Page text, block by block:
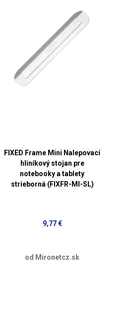
FIXED Frame Mini Nalepovací
hliníkový stojan pre
notebooky a tablety
strieborná (FIXFR-MI-SL)
9,77 €
od Mironetcz.sk